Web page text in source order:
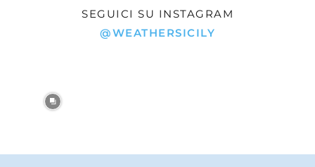
SEGUICI SU INSTAGRAM
@WEATHERSICILY